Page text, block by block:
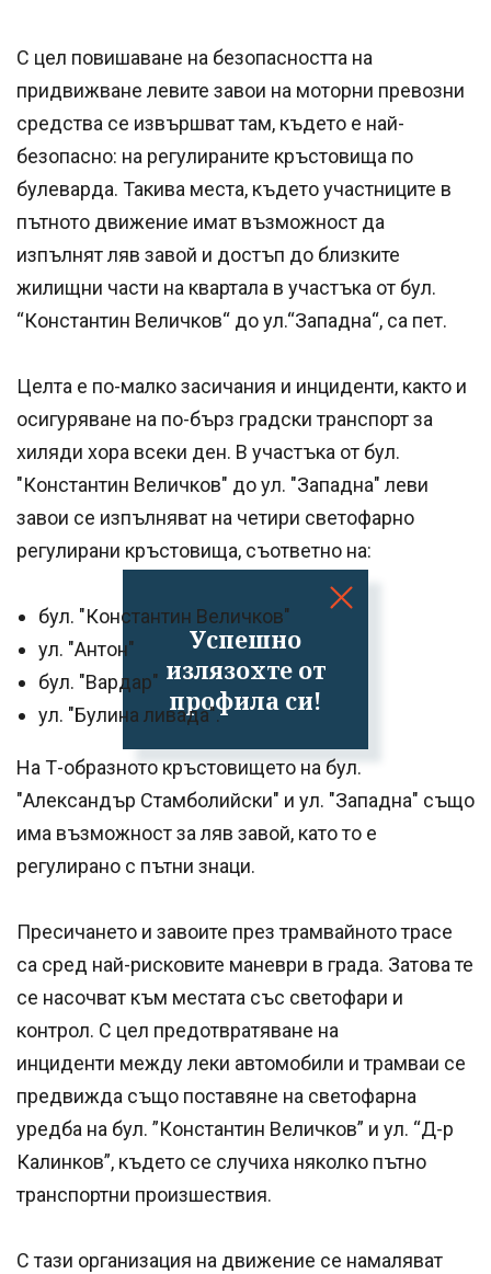
Успешно
излязохте от
профила си!
С цел повишаване на безопасността на
придвижване левите завои на моторни превозни
средства се извършват там, където е най-
безопасно: на регулираните кръстовища по
булеварда. Такива места, където участниците в
пътното движение имат възможност да
изпълнят ляв завой и достъп до близките
жилищни части на квартала в участъка от бул.
“Константин Величков“ до ул.“Западна“, са пет.
Целта е по-малко засичания и инциденти, както и
осигуряване на по-бърз градски транспорт за
хиляди хора всеки ден. В участъка от бул.
"Константин Величков" до ул. "Западна" леви
завои се изпълняват на четири светофарно
регулирани кръстовища, съответно на:
бул. "Константин Величков"
ул. "Антон"
бул. "Вардар"
ул. "Булина ливада".
На Т-образното кръстовището на бул.
"Александър Стамболийски" и ул. "Западна" също
има възможност за ляв завой, като то е
регулирано с пътни знаци.
Пресичането и завоите през трамвайното трасе
са сред най-рисковите маневри в града. Затова те
се насочват към местата със светофари и
контрол. С цел предотвратяване на
инциденти между леки автомобили и трамваи се
предвижда също поставяне на светофарна
уредба на бул. ”Константин Величков” и ул. “Д-р
Калинков”, където се случиха няколко пътно
транспортни произшествия.
С тази организация на движение се намаляват